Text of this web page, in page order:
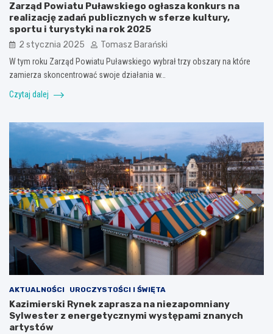
Zarząd Powiatu Puławskiego ogłasza konkurs na
realizację zadań publicznych w sferze kultury,
sportu i turystyki na rok 2025
2 stycznia 2025 Tomasz Barański
W tym roku Zarząd Powiatu Puławskiego wybrał trzy obszary na które
zamierza skoncentrować swoje działania w…
Czytaj dalej
AKTUALNOŚCI UROCZYSTOŚCI I ŚWIĘTA
Kazimierski Rynek zaprasza na niezapomniany
Sylwester z energetycznymi występami znanych
artystów